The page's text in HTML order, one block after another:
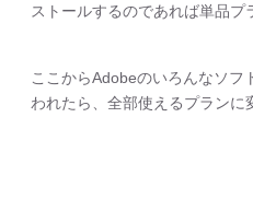
ストールするのであれば単品プ
ここからAdobeのいろんなソフ
われたら、全部使えるプランに